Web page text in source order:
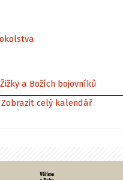
a Božích bojovníků
Zobrazit celý kalendář